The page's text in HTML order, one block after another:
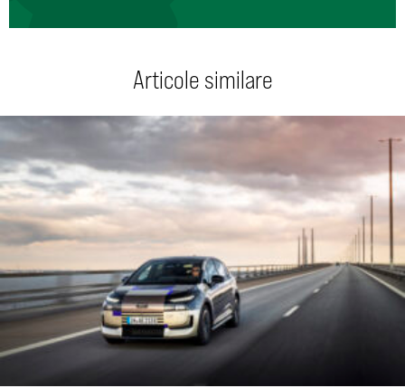
Articole similare